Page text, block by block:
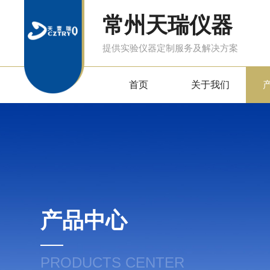
常州天瑞仪器
提供实验仪器定制服务及解决方案
首页 关于我们
产品中心
PRODUCTS CENTER